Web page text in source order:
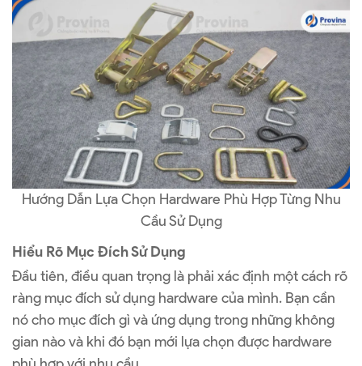
Hướng Dẫn Lựa Chọn Hardware Phù Hợp Từng Nhu
Cầu Sử Dụng
Hiểu Rõ Mục Đích Sử Dụng
Đầu tiên, điều quan trọng là phải xác định một cách rõ
ràng mục đích sử dụng hardware của mình. Bạn cần
nó cho mục đích gì và ứng dụng trong những không
gian nào và khi đó bạn mới lựa chọn được hardware